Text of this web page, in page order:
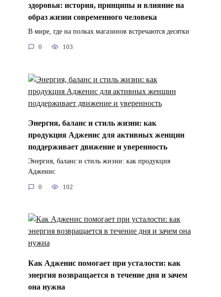
здоровья: история, принципы и влияние на
образ жизни современного человека
В мире, где на полках магазинов встречаются десятки
0 103
Энергия, баланс и стиль жизни: как
продукция Адженис для активных женщин
поддерживает движение и уверенность
Энергия, баланс и стиль жизни: как продукция
Адженис
0 102
Как Адженис помогает при усталости: как
энергия возвращается в течение дня и зачем
она нужна